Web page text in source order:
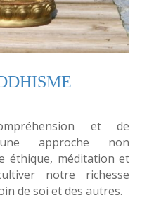
et de
approche non
éthique, méditation et
notre richesse
de soi et des autres.